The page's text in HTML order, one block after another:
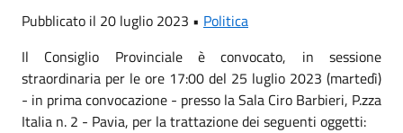
Pubblicato il 20 luglio 2023 • Politica
Il Consiglio Provinciale è convocato, in sessione
straordinaria per le ore 17:00 del 25 luglio 2023 (martedì)
- in prima convocazione - presso la Sala Ciro Barbieri, P.zza
Italia n. 2 - Pavia, per la trattazione dei seguenti oggetti: